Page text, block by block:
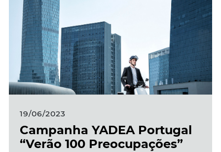
19/06/2023
Campanha YADEA Portugal
“Verão 100 Preocupações”